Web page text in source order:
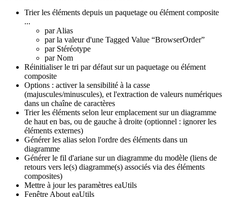
Trier les éléments depuis un paquetage ou élément composite
...
par Alias
par la valeur d'une Tagged Value “BrowserOrder”
par Stéréotype
par Nom
Réinitialiser le tri par défaut sur un paquetage ou élément
composite
Options : activer la sensibilité à la casse
(majuscules/minuscules), et l'extraction de valeurs numériques
dans un chaîne de caractères
Trier les éléments selon leur emplacement sur un diagramme
de haut en bas, ou de gauche à droite (optionnel : ignorer les
éléments externes)
Générer les alias selon l'ordre des éléments dans un
diagramme
Générer le fil d'ariane sur un diagramme du modèle (liens de
retours vers le(s) diagramme(s) associés via des éléments
composites)
Mettre à jour les paramètres eaUtils
Fenêtre About eaUtils